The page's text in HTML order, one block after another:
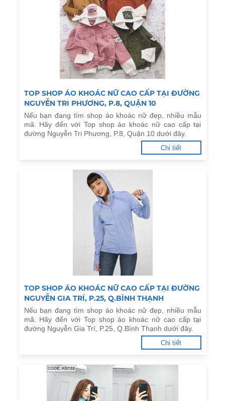
TOP SHOP ÁO KHOÁC NỮ CAO CẤP TẠI ĐƯỜNG
NGUYỄN TRI PHƯƠNG, P.8, QUẬN 10
Nếu bạn đang tìm shop áo khoác nữ đẹp, nhiều mẫu
mã. Hãy đến với Top shop áo khoác nữ cao cấp tại
đường Nguyễn Tri Phương, P.8, Quận 10 dưới đây.
Chi tiết
TOP SHOP ÁO KHOÁC NỮ CAO CẤP TẠI ĐƯỜNG
NGUYỄN GIA TRÍ, P.25, Q.BÌNH THẠNH
Nếu bạn đang tìm shop áo khoác nữ đẹp, nhiều mẫu
mã. Hãy đến với Top shop áo khoác nữ cao cấp tại
đường Nguyễn Gia Trí, P.25, Q.Bình Thạnh dưới đây.
Chi tiết